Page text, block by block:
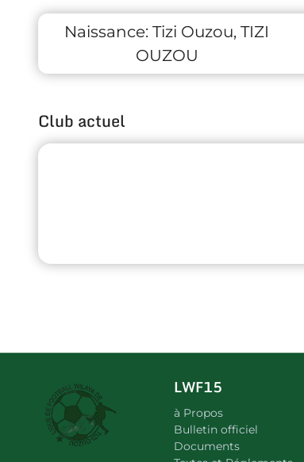
Naissance: Tizi Ouzou, TIZI
OUZOU
Club actuel
LWF15
à Propos
Bulletin officiel
Documents